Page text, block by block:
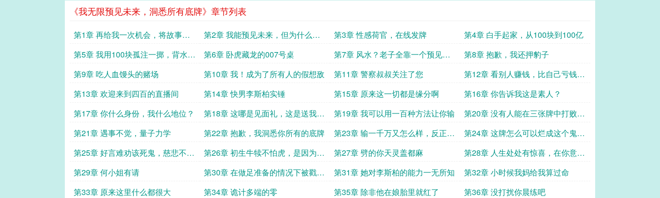
《我无限预见未来，洞悉所有底牌》章节列表
第1章 再给我一次机会，将故事改
写
第2章 我能预见未来，但为什么只
有五秒钟？
第3章 性感荷官，在线发牌
第4章 白手起家，从100块到100亿
第5章 我用100块孤注一掷，背水一
战
第6章 卧虎藏龙的007号桌
第7章 风水？老子全靠一个预见未
来
第8章 抱歉，我还押豹子
第9章 吃人血馒头的赌场
第10章 我！成为了所有人的假想敌 第11章 警察叔叔关注了您
第12章 看别人赚钱，比自己亏钱都
难受
第13章 欢迎来到四百的直播间 第14章 快男李斯柏实锤 第15章 原来这一切都是缘分啊
第16章 你告诉我这是素人？
第17章 你什么身份，我什么地位？
第18章 这哪是见面礼，这是送我上
路啊
第19章 我可以用一百种方法让你输
第20章 没有人能在三张牌中打败
我，没有
第21章 遇事不觉，量子力学 第22章 抱歉，我洞悉你所有的底牌
第23章 输一千万又怎么样，反正都
是一百块赚来的
第24章 这牌怎么可以烂成这个鬼样
子啊
第25章 好言难劝该死鬼，慈悲不度
自绝人
第26章 初生牛犊不怕虎，是因为还
没见过虎
第27章 劈的你天灵盖都麻
第28章 人生处处有惊喜，在你意想
不到的时候
第29章 何小姐有请
第30章 在做足准备的情况下被戳穿
了
第31章 她对李斯柏的能力一无所知
第32章 小时候我妈给我算过命
第33章 原来这里什么都很大
第34章 诡计多端的零 第35章 除非他在娘胎里就红了
第36章 没打扰你晨练吧